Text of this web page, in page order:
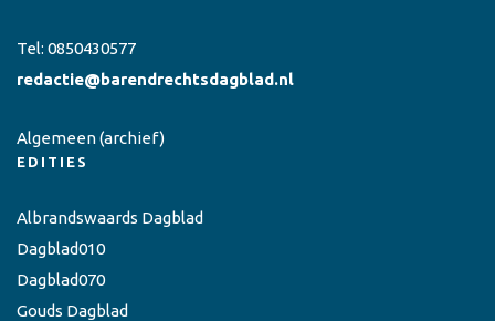
Tel: 0850430577
redactie@barendrechtsdagblad.nl
Algemeen(archief)
EDITIES
Albrandswaards Dagblad
Dagblad010
Dagblad070
Gouds Dagblad